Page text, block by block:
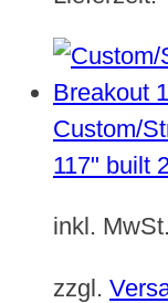
Custom/
117" built
inkl. MwSt.
zzgl.